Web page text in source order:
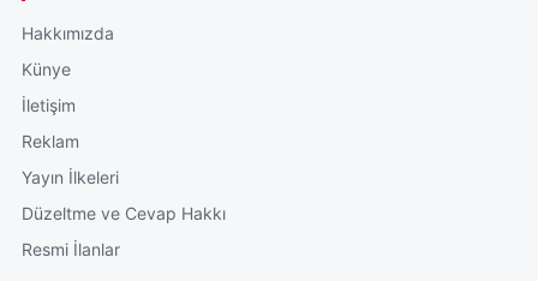
Hakkımızda
Künye
İletişim
Reklam
Yayın İlkeleri
Düzeltme ve Cevap Hakkı
Resmi İlanlar